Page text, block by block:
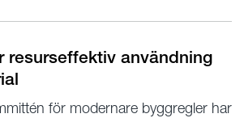
resurseffektiv användning
för modernare byggregler har